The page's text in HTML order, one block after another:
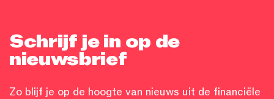
Schrijf je in op de
nieuwsbrief
Zo blijf je op de hoogte van nieuws uit de financiële